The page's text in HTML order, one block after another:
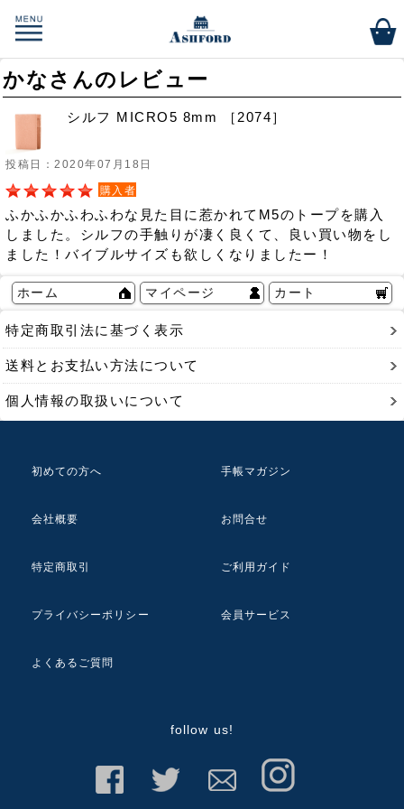
かなさんのレビュー
シルフ MICRO5 8mm ［2074］
投稿日：2020年07月18日
購入者
ふかふかふわふわな見た目に惹かれてM5のトープを購入
しました。シルフの手触りが凄く良くて、良い買い物をし
ました！バイブルサイズも欲しくなりましたー！
ホーム マイページ カート
特定商取引法に基づく表示
送料とお支払い方法について
個人情報の取扱いについて
初めての方へ 手帳マガジン
会社概要 お問合せ
特定商取引 ご利用ガイド
プライバシーポリシー 会員サービス
よくあるご質問
follow us!